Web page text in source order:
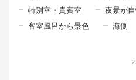
一皿の料理は、旅の記憶になる。
私たちは、旅の記憶に残るのは
その時間こそが、あとになって
特別室・貴賓室
夜景が
客室風呂から景色
海側